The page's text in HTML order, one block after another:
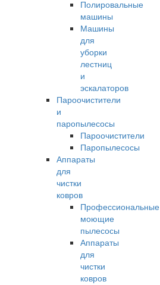
Полировальные
машины
Машины
для
уборки
лестниц
и
эскалаторов
Пароочистители
и
паропылесосы
Пароочистители
Паропылесосы
Аппараты
для
чистки
ковров
Профессиональные
моющие
пылесосы
Аппараты
для
чистки
ковров